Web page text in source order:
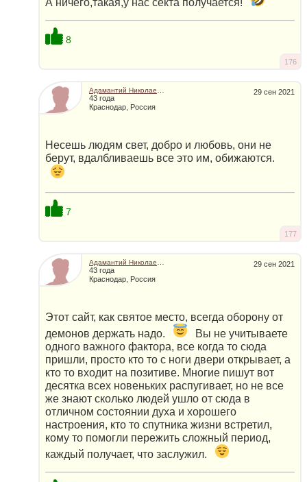
А ничего,такая,у нас секта получается!
8
176
29 сен 2021
43 года
Краснодар, Россия
Несешь людям свет, добро и любовь, они не
берут, вдалбливаешь все это им, обижаются.
7
177
29 сен 2021
43 года
Краснодар, Россия
Этот сайт, как святое место, всегда оборону от
демонов держать надо.
Вы не учитываете
одного важного фактора, все когда то сюда
пришли, просто кто то с ноги двери открывает, а
кто то входит на позитиве. Многие пишут вот
десятка всех новеньких распугивает, но не все
же знают сколько людей ушло от сюда в
отличном состоянии духа и хорошего
настроения, кто то спутника жизни встретил,
кому то помогли пережить сложный период,
каждый получает, что заслужил.